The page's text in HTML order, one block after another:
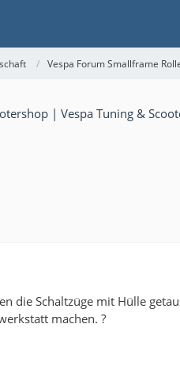
Vespa Forum Smallframe
die Schaltzüge mit Hülle
machen. ?